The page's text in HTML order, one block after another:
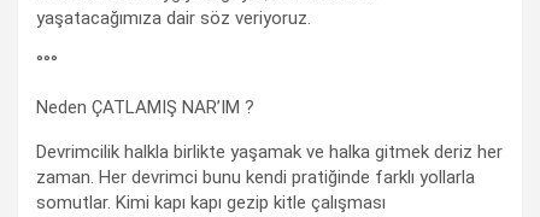
yaşatacağımıza dair söz veriyoruz.
°°°
Neden ÇATLAMIŞ NAR’IM ?
Devrimcilik halkla birlikte yaşamak ve halka gitmek deriz her
zaman. Her devrimci bunu kendi pratiğinde farklı yollarla
somutlar. Kimi kapı kapı gezip kitle çalışması